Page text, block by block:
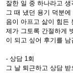
잘한 일 중 하나라고 생
그 때 냈던 용기 덕분
음이 아프고 삶이 힘든
제가 그토록 간절하게
이 되고 싶어 후기를 남
- 상담 1회
그 날 퇴근하고 상담